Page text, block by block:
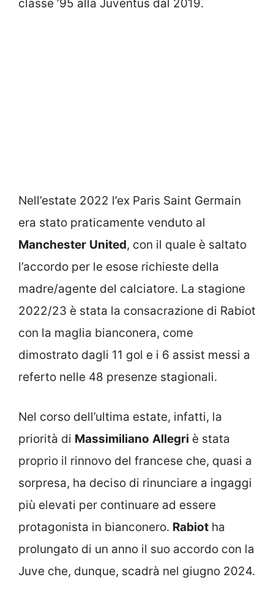
classe ’95 alla Juventus dal 2019.
Nell’estate 2022 l’ex Paris Saint Germain
era stato praticamente venduto al
Manchester United, con il quale è saltato
l’accordo per le esose richieste della
madre/agente del calciatore. La stagione
2022/23 è stata la consacrazione di Rabiot
con la maglia bianconera, come
dimostrato dagli 11 gol e i 6 assist messi a
referto nelle 48 presenze stagionali.
Nel corso dell’ultima estate, infatti, la
priorità di Massimiliano Allegri è stata
proprio il rinnovo del francese che, quasi a
sorpresa, ha deciso di rinunciare a ingaggi
più elevati per continuare ad essere
protagonista in bianconero. Rabiot ha
prolungato di un anno il suo accordo con la
Juve che, dunque, scadrà nel giugno 2024.